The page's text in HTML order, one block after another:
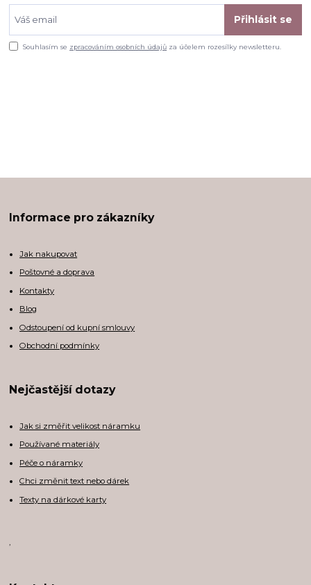
Přihlásit se
Souhlasím se zpracováním osobních údajů za účelem rozesílky newsletteru.
Informace pro zákazníky
Jak nakupovat
Poštovné a doprava
Kontakty
Blog
Odstoupení od kupní smlouvy
Obchodní podmínky
Nejčastější dotazy
Jak si změřit velikost náramku
Používané materiály
Péče o náramky
Chci změnit text nebo dárek
Texty na dárkové karty
,